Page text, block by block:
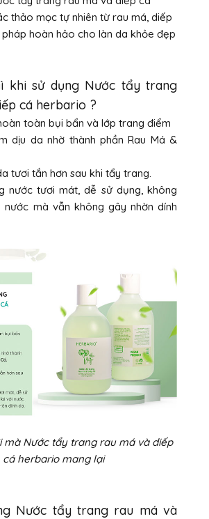
thảo mọc tự nhiên từ rau má, diếp
pháp hoàn hảo cho làn da khỏe đẹp
khi sử dụng Nước tẩy trang
cá herbario ?
toàn bụi bẩn và lớp trang điểm
dịu da nhờ thành phần Rau Má &
tươi tắn hơn sau khi tẩy trang.
nước tươi mát, dễ sử dụng, không
mà vẫn không gây nhờn dính
mà Nước tẩy trang rau má và diếp
cá herbario mang lại
Nước tẩy trang rau má và